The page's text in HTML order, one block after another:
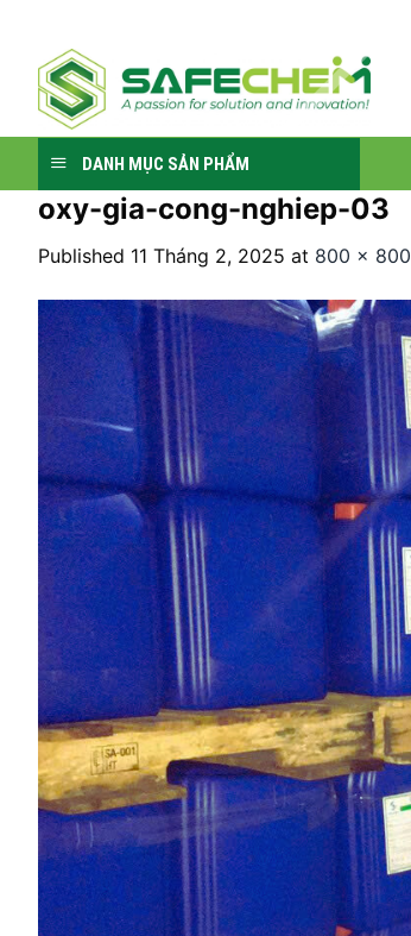
content
DANH MỤC SẢN PHẨM
oxy-gia-cong-nghiep-03
Published 11 Tháng 2, 2025 at 800 × 800